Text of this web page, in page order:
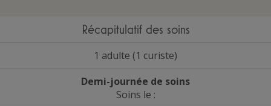
Récapitulatif des soins
1 adulte (1 curiste)
Demi-journée de soins
Soins le :